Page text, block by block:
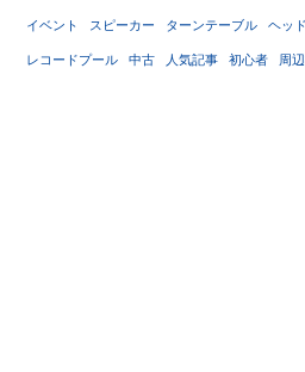
イベント スピーカー ターンテーブル ヘッ
レコードプール 中古 人気記事 初心者 周